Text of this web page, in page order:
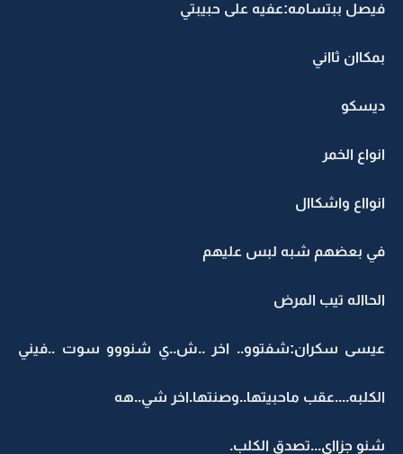
فيصل ببتسامه:عفيه على حبيبتي
بمكاان ثااني
ديسكو
انواع الخمر
انوااع واشكاال
في بعضهم شبه لبس عليهم
الحااله تيب المرض
عيسى سكران:شفتوو.. اخر ..ش..ي شنووو سوت ..فيني
الكلبه....عقب ماحبيتها..وصنتها.اخر شي..هه
شنو جزااي...تصدق الكلب.